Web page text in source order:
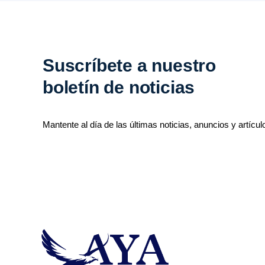
Suscríbete a nuestro
boletín de noticias
Mantente al día de las últimas noticias, anuncios y